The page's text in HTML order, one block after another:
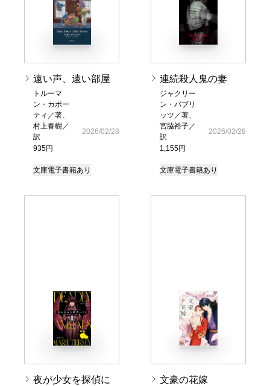
遠い声、遠い部屋
トルーマ
ン・カポー
ティ／著、
村上春樹／
訳
935円
2026/02/28
文庫電子書籍あり
連続殺人鬼の妻
ジャクリー
ン・バブリ
ッツ／著、
宮脇裕子／
訳
1,155円
2026/02/28
文庫電子書籍あり
夜が少女を探偵に
文豪の花嫁